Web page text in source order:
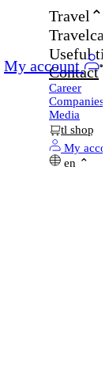
My account
Travel
Useful
Contact
Career
Companies
Media
tl shop
My
en